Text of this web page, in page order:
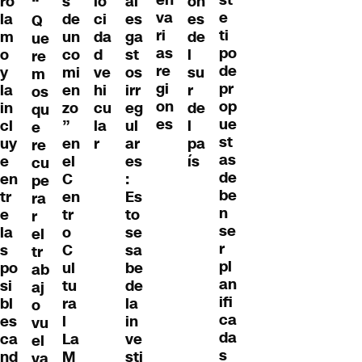
la
m
o
y
la
in
cl
uy
e
en
tr
e
la
s
po
si
bl
es
ca
nd
Q
ue
re
m
os
qu
e
re
cu
pe
ra
r
el
tr
ab
aj
o
vu
el
de
un
co
mi
en
zo
”
en
el
C
en
tr
o
C
ul
tu
ra
l
La
M
ci
da
d
ve
hi
cu
la
r
es
ga
st
os
irr
eg
ul
ar
es
:
Es
to
se
sa
be
de
la
in
ve
sti
va
ri
as
re
gi
on
es
es
de
l
su
r
de
l
pa
ís
e
ti
po
de
pr
op
ue
st
as
de
be
n
se
r
pl
an
ifi
ca
da
s